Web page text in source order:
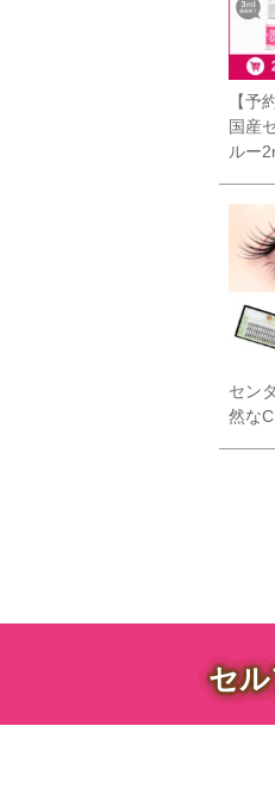
【予
国産
ルー
セン
然な
セ